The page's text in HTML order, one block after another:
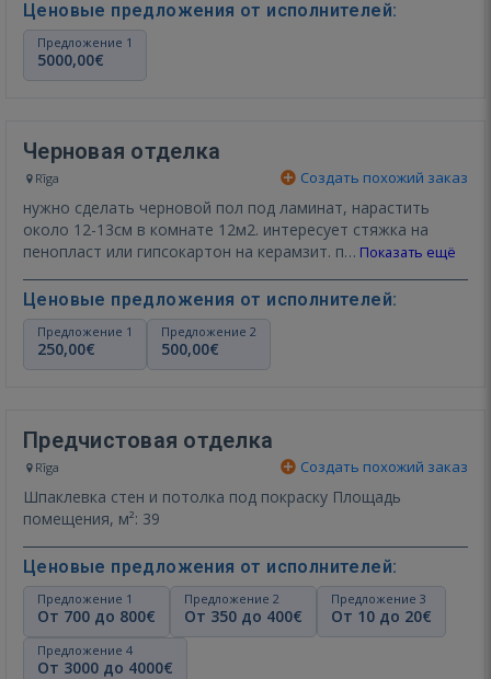
Ценовые предложения от исполнителей:
Предложение 1
5000,00€
Черновая отделка
Rīga Создать похожий заказ
нужно сделать черновой пол под ламинат, нарастить
около 12-13см в комнате 12м2. интересует стяжка на
пенопласт или гипсокартон на керамзит. п… Показать ещё
Ценовые предложения от исполнителей:
Предложение 1
250,00€
Предложение 2
500,00€
Предчистовая отделка
Rīga Создать похожий заказ
Шпаклевка стен и потолка под покраску Площадь
помещения, м²: 39
Ценовые предложения от исполнителей:
Предложение 1
От 700 до 800€
Предложение 2
От 350 до 400€
Предложение 3
От 10 до 20€
Предложение 4
От 3000 до 4000€